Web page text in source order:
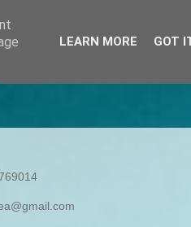
LEARN MORE GOT